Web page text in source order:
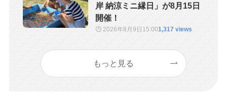
岸 納涼ミニ縁日」が8月15日
開催！
2026年8月9日 15:001,317 views
もっと見る